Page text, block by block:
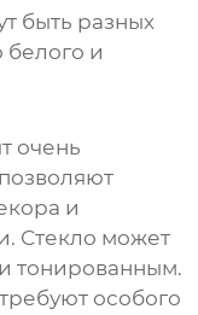
быть разных
белого и
очень
и
Стекло может
тонированным.
особого